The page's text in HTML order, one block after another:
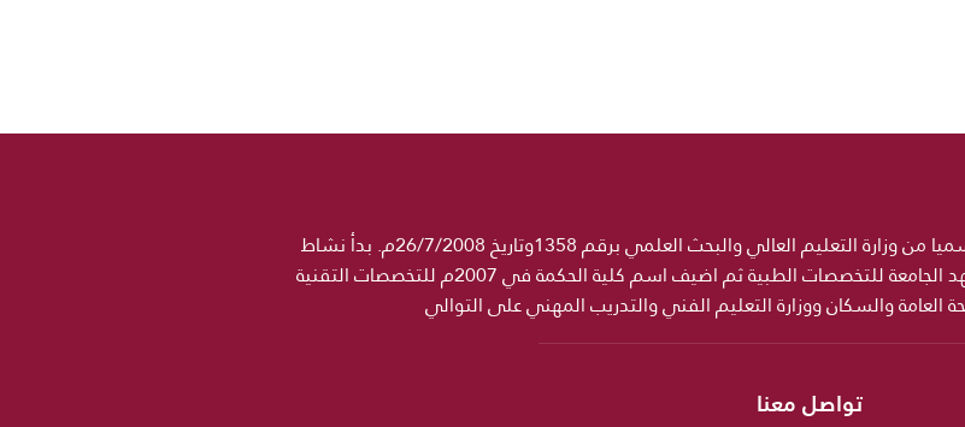
جامعة الحكمة مؤسسة تعليمية خاصة مرخصة رسميا من وزارة التعليم العالي والبحث العلمي برقم 1358وتاريخ 26/7/2008م. بدأ نشاط
مؤسسة الحكمة التعليمية في 2004 باسم معهد الجامعة للتخصصات الطبية ثم اضيف اسم كلية الحكمة في 2007م للتخصصات التقنية
العامة والسكان ووزارة التعليم الفني والتدريب المهني على التوالي
تواصل معنا